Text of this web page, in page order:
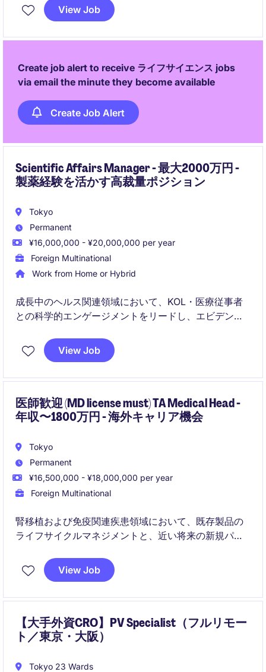
の向上、商業化の成功を実現する上で重要な役割を果
たします。
View Job
Create job alert to receive ライフサイエンス jobs
via email the minute they become available
Create Job Alert
Scientific Affairs Manager - 最大2000万円 -
製薬経験を活かす高裁量ポジション
Tokyo
Permanent
¥16,000,000 - ¥20,000,000 per year
Foreign Multinational
Work from Home or Hybrid
成長中のヘルス関連領域において、KOL・医療従事者
との科学的エンゲージメントをリードし、エビデンス
ーバルをつなぐハブとして、進化するポートフォリオ
に関する価値を適切に伝え、市場認識の変革に貢献し
View Job
医師歓迎 (MD license must) TA Medical Head -
年収〜1800万円 - 海外キャリア機会
Tokyo
Permanent
¥16,500,000 - ¥18,000,000 per year
Foreign Multinational
腎移植および免疫関連疾患領域において、既存製品の
ライフサイクルマネジメントと、近い将来の新規パイ
市準備を統括するメディカルリードポジションです。
グローバル連携のもと、科学戦略立案・KOLエンゲー
View Job
【大手外資CRO】PV Specialist（フルリモー
ト／東京・大阪）
Tokyo 23 Wards